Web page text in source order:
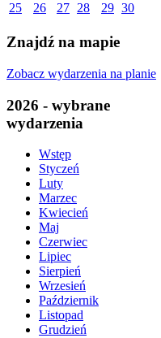
25
26 27 28 29 30
Znajdź na mapie
Zobacz wydarzenia na planie
2026 - wybrane
wydarzenia
Wstęp
Styczeń
Luty
Marzec
Kwiecień
Maj
Czerwiec
Lipiec
Sierpień
Wrzesień
Październik
Listopad
Grudzień